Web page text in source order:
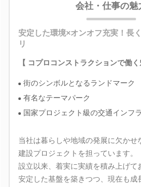
会社・仕事の魅
安定した環境×オンオフ充実！長
リ
【 コプロコンストラクションで働く
街のシンボルとなるランドマーク
有名なテーマパーク
国家プロジェクト級の交通イン
当社は暮らしや地域の発展に欠かせ
建設プロジェクトを担っています。
設立以来、着実に実績を積み上げて
安定した基盤を築きつつ、現在も成